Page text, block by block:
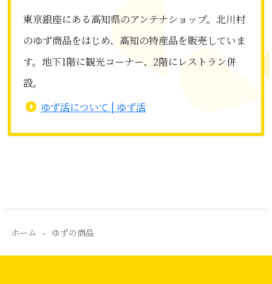
東京銀座にある高知県のアンテナショップ。北川村
のゆず商品をはじめ、高知の特産品を販売していま
す。地下1階に観光コーナー、2階にレストラン併
設。
ゆず活について | ゆず活
ホーム ゆずの商品